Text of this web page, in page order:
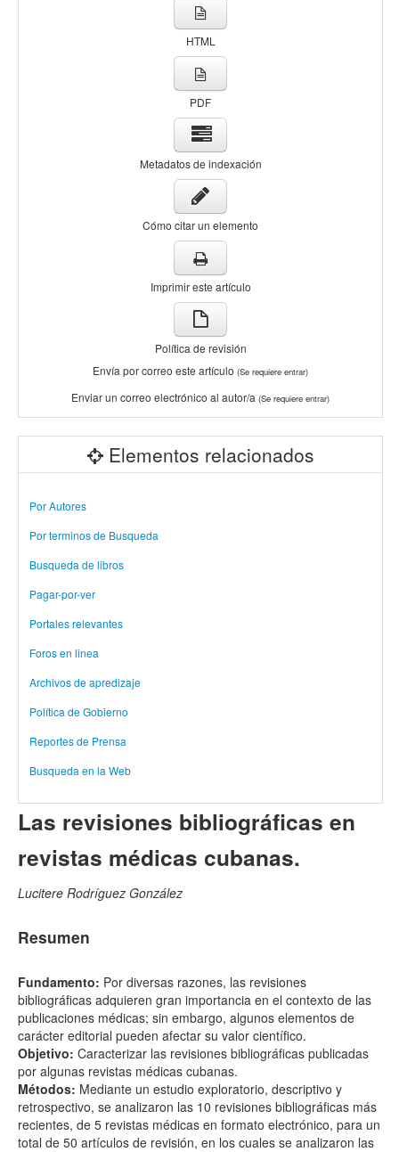
HTML
PDF
Metadatos de indexación
Cómo citar un elemento
Imprimir este artículo
Política de revisión
Envía por correo este artículo (Se requiere entrar)
Enviar un correo electrónico al autor/a (Se requiere entrar)
Elementos relacionados
Por Autores
Por terminos de Busqueda
Busqueda de libros
Pagar-por-ver
Portales relevantes
Foros en linea
Archivos de apredizaje
Política de Gobierno
Reportes de Prensa
Busqueda en la Web
Las revisiones bibliográficas en
revistas médicas cubanas.
Lucitere Rodríguez González
Resumen
Fundamento: Por diversas razones, las revisiones
bibliográficas adquieren gran importancia en el contexto de las
publicaciones médicas; sin embargo, algunos elementos de
carácter editorial pueden afectar su valor científico.
Objetivo: Caracterizar las revisiones bibliográficas publicadas
por algunas revistas médicas cubanas.
Métodos: Mediante un estudio exploratorio, descriptivo y
retrospectivo, se analizaron las 10 revisiones bibliográficas más
recientes, de 5 revistas médicas en formato electrónico, para un
total de 50 artículos de revisión, en los cuales se analizaron las